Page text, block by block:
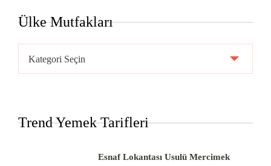
Ülke Mutfakları
Mutfakları
Trend Yemek Tarifleri
Esnaf Lokantası Usulü Mercimek